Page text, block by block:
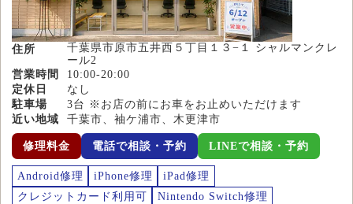
住所
千葉県市原市五井西５丁目１３−１ シャルマンクレ
ール2
営業時間
10:00-20:00
定休日
なし
駐車場
3台 ※お店の前にお車をお止めいただけます
近い地域
千葉市、袖ケ浦市、木更津市
修理料金 電話で相談・予約 LINEで相談・予約
Android修理 iPhone修理
iPad修理
クレジットカード利用可
Nintendo Switch修理